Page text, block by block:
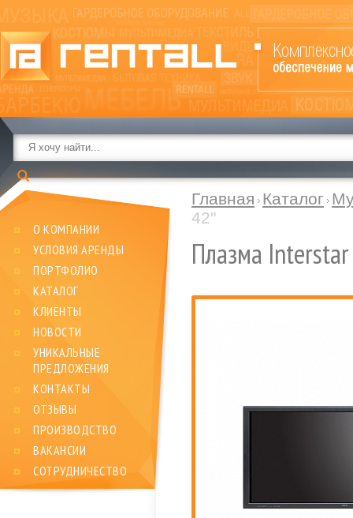
О КОМПАНИИ
УСЛОВИЯ АРЕНДЫ
ПОРТФОЛИО
КАТАЛОГ
КЛИЕНТЫ
НОВОСТИ
УНИКАЛЬНЫЕ
ПРЕДЛОЖЕНИЯ
КОНТАКТЫ
ОТЗЫВЫ
ПРОИЗВОДСТВО
ВАКАНСИИ
СОТРУДНИЧЕСТВО
Главная Каталог
42"
Плазма